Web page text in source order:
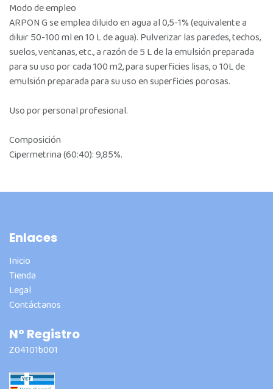
Modo de empleo
ARPON G se emplea diluido en agua al 0,5-1% (equivalente a
diluir 50-100 ml en 10 L de agua). Pulverizar las paredes, techos,
suelos, ventanas, etc., a razón de 5 L de la emulsión preparada
para su uso por cada 100 m2, para superficies lisas, o 10L de
emulsión preparada para su uso en superficies porosas.
Uso por personal profesional.
Composición
Cipermetrina (60:40): 9,85%.
Enlaces
Inicio
Tienda
Legal
Contáctanos
Nº Registro
Z04101b001